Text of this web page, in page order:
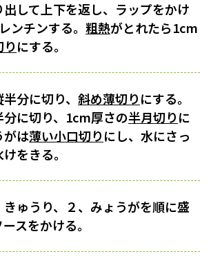
して上下を返し、ラップをかけ
ンチンする。 粗熱がとれたら1cm
にする。
分に切り、 斜め薄切りにする。
分に切り、1cm厚さの半月切りに
がは薄い小口切りにし、水にさっ
をきる。
ゅうり、２、みょうがを順に盛
スをかける。